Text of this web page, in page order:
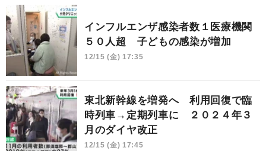
インフルエンザ感染者数１医療機関
５０人超 子どもの感染が増加
12/15 (金) 17:35
東北新幹線を増発へ 利用回復で臨
時列車→定期列車に ２０２４年３
月のダイヤ改正
12/15 (金) 17:45